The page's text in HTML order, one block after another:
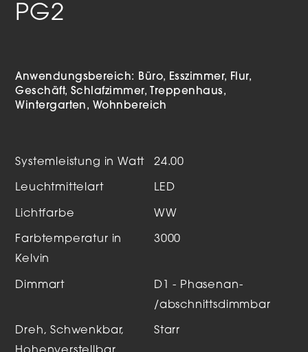
PG2
Anwendungsbereich: Büro Esszimmer
Flur
Geschäft Schlafzimmer
Treppenhaus
Wintergarten
Wohnbereich
Systemleistung in Watt 24.00
Leuchtmittelart LED
Lichtfarbe WW
Farbtemperatur in
Kelvin
3000
Dimmart
D1 - Phasenan-
/abschnittsdimmbar
Dreh, Schwenkbar,
Starr